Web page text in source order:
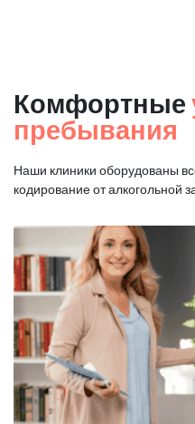
Комфортные
пребывания
Наши клиники оборудованы
кодирование от алкогольной